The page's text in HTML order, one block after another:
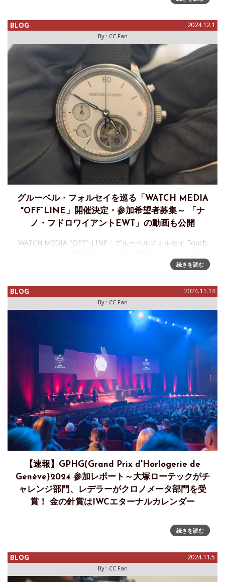
色々ありました。印象に残っているイベントの一つとして、
国産
BLOG 2024.12.1
By : CC Fan
グルーベル・フォルセイを巡る「WATCH MEDIA
"OFF”LINE」開催決定・参加希望者募集～ 「ナ
ノ・フドロワイアントEWT」の動画も公開
WATCH MEDIA "OFF"-LINE「グルーベルフォルセイ Touch
った「ローラン・フェリエ Touch＆Try Meeting」に続きまし
続きを読む
BLOG 2024.11.14
By : CC Fan
【速報】GPHG(Grand Prix d'Horlogerie de
Genève)2024 参加レポート～大塚ローテックがチ
ャレンジ部門、レデラーがクロノメータ部門を受
賞！ 金の針賞はIWCエターナルカレンダー
果をお送りしてきたGPHG(Grand Prix d'Horlogerie de
いう形でまとめて
続きを読む
BLOG 2024.11.5
By : CC Fan